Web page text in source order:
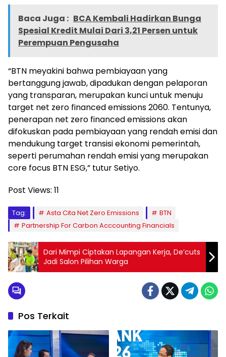
Baca Juga : BCA Kembali Hadirkan Bunga
Spesial Kredit Mulai Dari 3,21 Persen untuk
Perempuan Pengusaha
“BTN meyakini bahwa pembiayaan yang
bertanggung jawab, dipadukan dengan pelaporan
yang transparan, merupakan kunci untuk menuju
target net zero financed emissions 2060. Tentunya,
penerapan net zero financed emissions akan
difokuskan pada pembiayaan yang rendah emisi dan
mendukung target transisi ekonomi pemerintah,
seperti perumahan rendah emisi yang merupakan
core focus BTN ESG,” tutur Setiyo.
Post Views: 11
Tag: Asta Cita Net Zero Emissions
BTN
Partnership For Carbon Acccounting Financials
Dari Mimpi Ciptakan Lapangan Kerja, De’cuts
Jadi Salon Pilihan Warga
Pos Terkait